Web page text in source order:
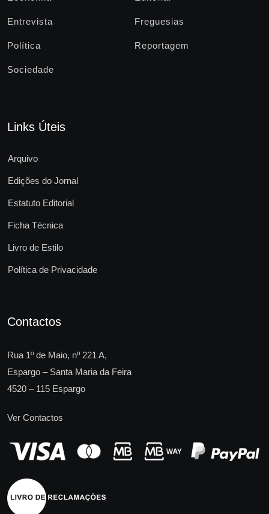
Entrevista Freguesias
Política Reportagem
Sociedade
Links Úteis
Arquivo
Edições do Jornal
Estatuto Editorial
Ficha Técnica
Livro de Estilo
Política de Privacidade
Contactos
Rua 1º de Maio, nº 221 A,
Espargo – Santa Maria da Feira
4520 – 115 Espargo
Ver Contactos